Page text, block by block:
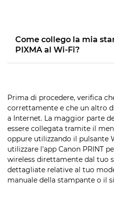
Come collego la mia
PIXMA al Wi-Fi?
Prima di procedere, verifica
correttamente e che un altro
a Internet. La maggior parte
essere collegata tramite il
oppure utilizzando il pulsante
utilizzare l'app Canon PRINT
wireless direttamente dal tuo
dettagliate relative al tuo
manuale della stampante o il